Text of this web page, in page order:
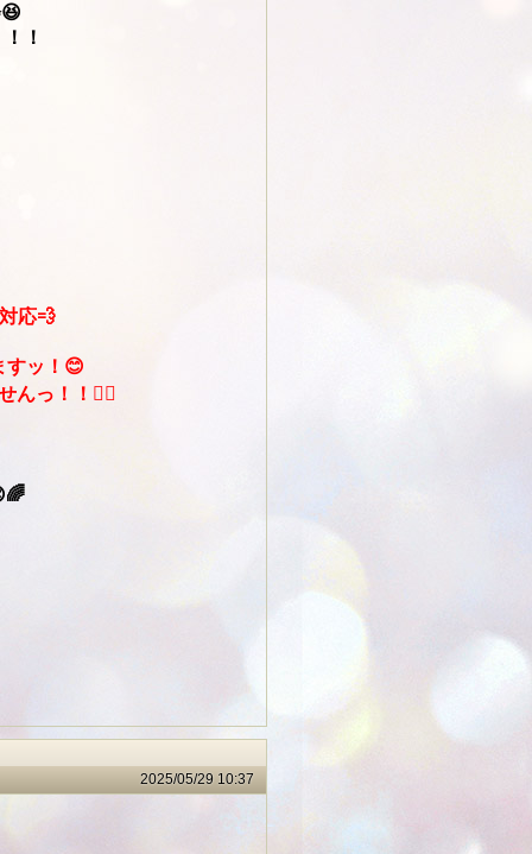
！
応💨
すッ！😊
んっ！！🙅‍♀️
2025/05/29 10:37